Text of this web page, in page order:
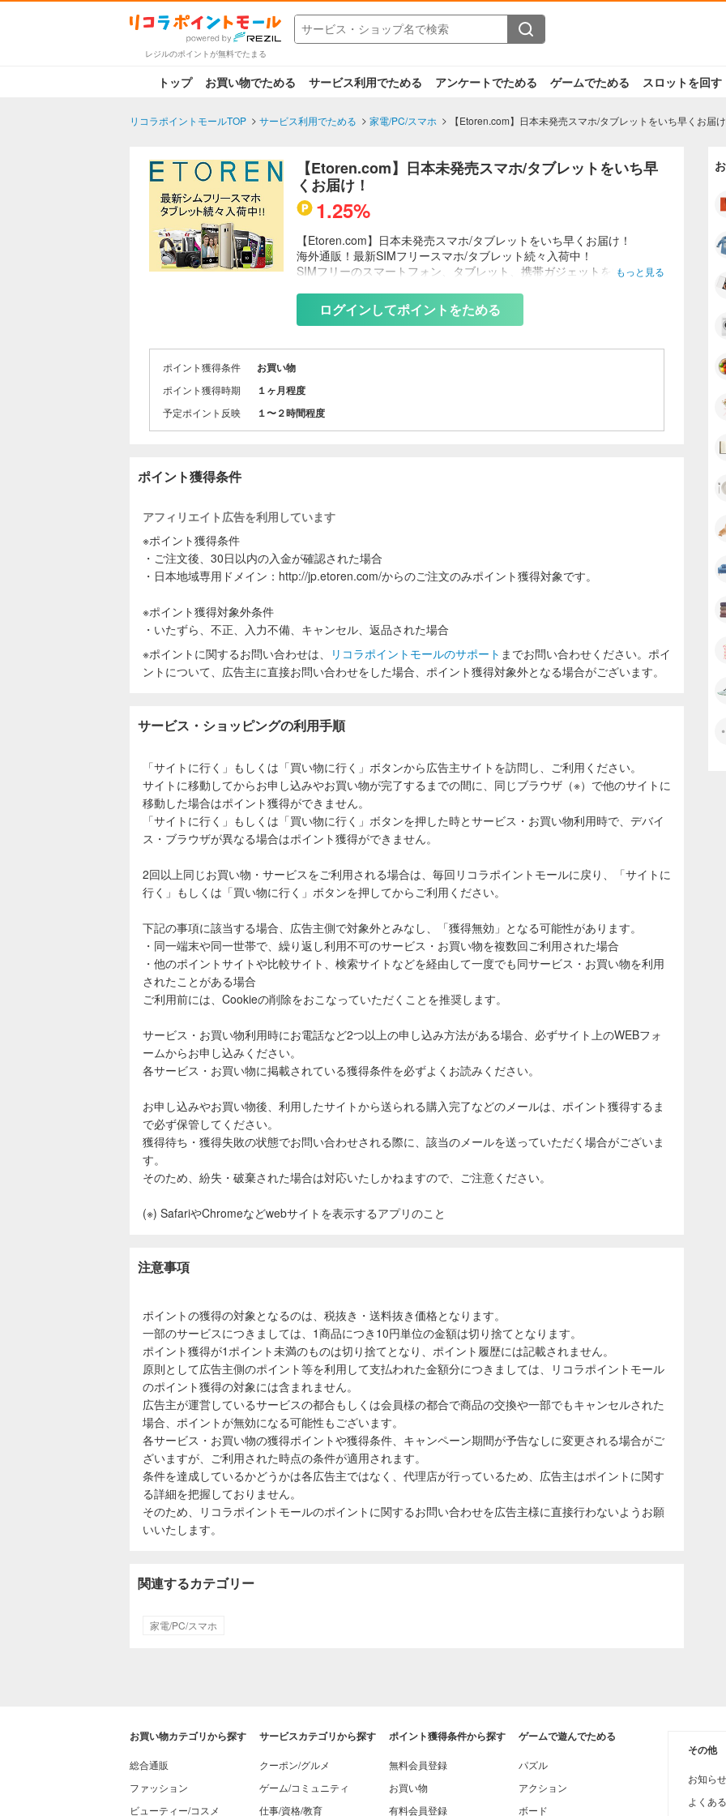
レジルのポイントが無料でたまる
トップ お買い物でためる サービス利用でためる アンケートでためる ゲームでためる スロットを回す
リコラポイントモールTOP サービス利用でためる 家電/PC/スマホ 【Etoren.com】日本未発売スマホ/タブレットをいち早くお届け
【Etoren.com】日本未発売スマホ/タブレットをいち早
くお届け！
1.25%
【Etoren.com】日本未発売スマホ/タブレットをいち早くお届け！
海外通販！最新SIMフリースマホ/タブレット続々入荷中！
SIMフリーのスマートフォン、タブレット、携帯ガジェットを中心とし
もっと見る
ログインしてポイントをためる
ポイント獲得条件 お買い物
ポイント獲得時期 １ヶ月程度
予定ポイント反映 １〜２時間程度
ポイント獲得条件
アフィリエイト広告を利用しています
※ポイント獲得条件
・ご注文後、30日以内の入金が確認された場合
・日本地域専用ドメイン：http://jp.etoren.com/からのご注文のみポイント獲得対象です。
※ポイント獲得対象外条件
・いたずら、不正、入力不備、キャンセル、返品された場合
※ポイントに関するお問い合わせは、
リコラポイントモールのサポート までお問い合わせください。ポイ
ントについて、広告主に直接お問い合わせをした場合、ポイント獲得対象外となる場合がございます。
サービス・ショッピングの利用手順
「サイトに行く」もしくは「買い物に行く」ボタンから広告主サイトを訪問し、ご利用ください。
サイトに移動してからお申し込みやお買い物が完了するまでの間に、同じブラウザ（※）で他のサイトに
移動した場合はポイント獲得ができません。
「サイトに行く」もしくは「買い物に行く」ボタンを押した時とサービス・お買い物利用時で、デバイ
ス・ブラウザが異なる場合はポイント獲得ができません。
2回以上同じお買い物・サービスをご利用される場合は、毎回リコラポイントモールに戻り、「サイトに
行く」もしくは「買い物に行く」ボタンを押してからご利用ください。
下記の事項に該当する場合、広告主側で対象外とみなし、「獲得無効」となる可能性があります。
・同一端末や同一世帯で、繰り返し利用不可のサービス・お買い物を複数回ご利用された場合
・他のポイントサイトや比較サイト、検索サイトなどを経由して一度でも同サービス・お買い物を利用
されたことがある場合
ご利用前には、Cookieの削除をおこなっていただくことを推奨します。
サービス・お買い物利用時にお電話など2つ以上の申し込み方法がある場合、必ずサイト上のWEBフォ
ームからお申し込みください。
各サービス・お買い物に掲載されている獲得条件を必ずよくお読みください。
お申し込みやお買い物後、利用したサイトから送られる購入完了などのメールは、ポイント獲得するま
で必ず保管してください。
獲得待ち・獲得失敗の状態でお問い合わせされる際に、該当のメールを送っていただく場合がございま
す。
そのため、紛失・破棄された場合は対応いたしかねますので、ご注意ください。
(※) SafariやChromeなどwebサイトを表示するアプリのこと
注意事項
ポイントの獲得の対象となるのは、税抜き・送料抜き価格となります。
一部のサービスにつきましては、1商品につき10円単位の金額は切り捨てとなります。
ポイント獲得が1ポイント未満のものは切り捨てとなり、ポイント履歴には記載されません。
原則として広告主側のポイント等を利用して支払われた金額分につきましては、リコラポイントモール
のポイント獲得の対象には含まれません。
広告主が運営しているサービスの都合もしくは会員様の都合で商品の交換や一部でもキャンセルされた
場合、ポイントが無効になる可能性もございます。
各サービス・お買い物の獲得ポイントや獲得条件、キャンペーン期間が予告なしに変更される場合がご
ざいますが、ご利用された時点の条件が適用されます。
条件を達成しているかどうかは各広告主ではなく、代理店が行っているため、広告主はポイントに関す
る詳細を把握しておりません。
そのため、リコラポイントモールのポイントに関するお問い合わせを広告主様に直接行わないようお願
いいたします。
関連するカテゴリー
家電/PC/スマホ
お買い物カテゴリから探す
総合通販
ファッション
ビューティー/コスメ
サービスカテゴリから探す
クーポン/グルメ
ゲーム/コミュニティ
仕事/資格/教育
ポイント獲得条件から探す
無料会員登録
お買い物
有料会員登録
ゲームで遊んでためる
パズル
アクション
ボード
その他
お知らせ
よくあ